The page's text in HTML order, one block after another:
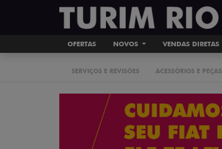
OFERTAS NOVOS VENDAS DIRETAS
SERVIÇOS E REVISÕES ACESSÓRIOS E PEÇAS